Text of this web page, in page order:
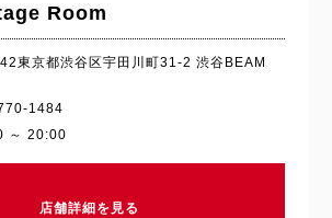
Room
東京都渋谷区宇田川町31-2 渋谷BEAM
1484
～ 20:00
店舗詳細を見る